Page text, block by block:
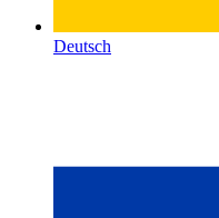
Deutsch